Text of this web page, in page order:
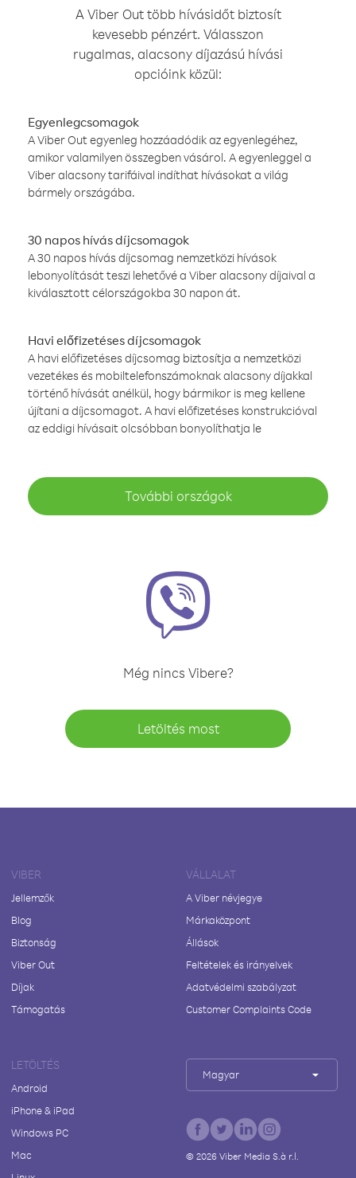
A Viber Out több hívásidőt biztosít
kevesebb pénzért. Válasszon
rugalmas, alacsony díjazású hívási
opcióink közül:
Egyenlegcsomagok
A Viber Out egyenleg hozzáadódik az egyenlegéhez,
amikor valamilyen összegben vásárol. A egyenleggel a
Viber alacsony tarifáival indíthat hívásokat a világ
bármely országába.
30 napos hívás díjcsomagok
A 30 napos hívás díjcsomag nemzetközi hívások
lebonyolítását teszi lehetővé a Viber alacsony díjaival a
kiválasztott célországokba 30 napon át.
Havi előfizetéses díjcsomagok
A havi előfizetéses díjcsomag biztosítja a nemzetközi
vezetékes és mobiltelefonszámoknak alacsony díjakkal
történő hívását anélkül, hogy bármikor is meg kellene
újítani a díjcsomagot. A havi előfizetéses konstrukcióval
az eddigi hívásait olcsóbban bonyolíthatja le
További országok
Még nincs Vibere?
Letöltés most
VIBER
Jellemzők
Blog
Biztonság
Viber Out
Díjak
Támogatás
VÁLLALAT
A Viber névjegye
Márkaközpont
Állások
Feltételek és irányelvek
Adatvédelmi szabályzat
Customer Complaints Code
LETÖLTÉS
Android
iPhone & iPad
Windows PC
Mac
Magyar
© 2026Viber Media S.à r.l.